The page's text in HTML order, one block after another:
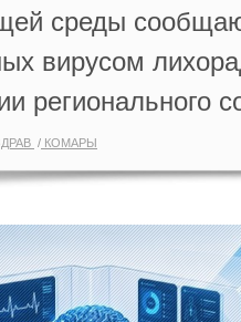
среды
вирусом
регионального
КОМАРЫ